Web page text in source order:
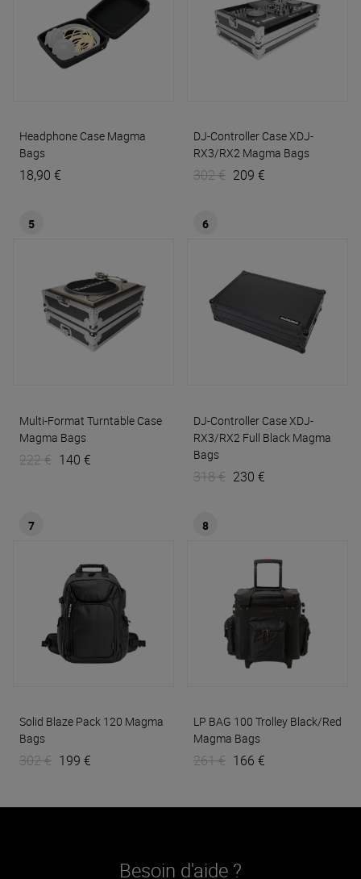
Headphone Case Magma
Bags
18,90 €
DJ-Controller Case XDJ-
RX3/RX2 Magma Bags
302 € 209 €
5
Multi-Format Turntable Case
Magma Bags
222 € 140 €
6
DJ-Controller Case XDJ-
RX3/RX2 Full Black Magma
Bags
318 € 230 €
7
Solid Blaze Pack 120 Magma
Bags
302 € 199 €
8
LP BAG 100 Trolley Black/Red
Magma Bags
261 € 166 €
Besoin d'aide ?